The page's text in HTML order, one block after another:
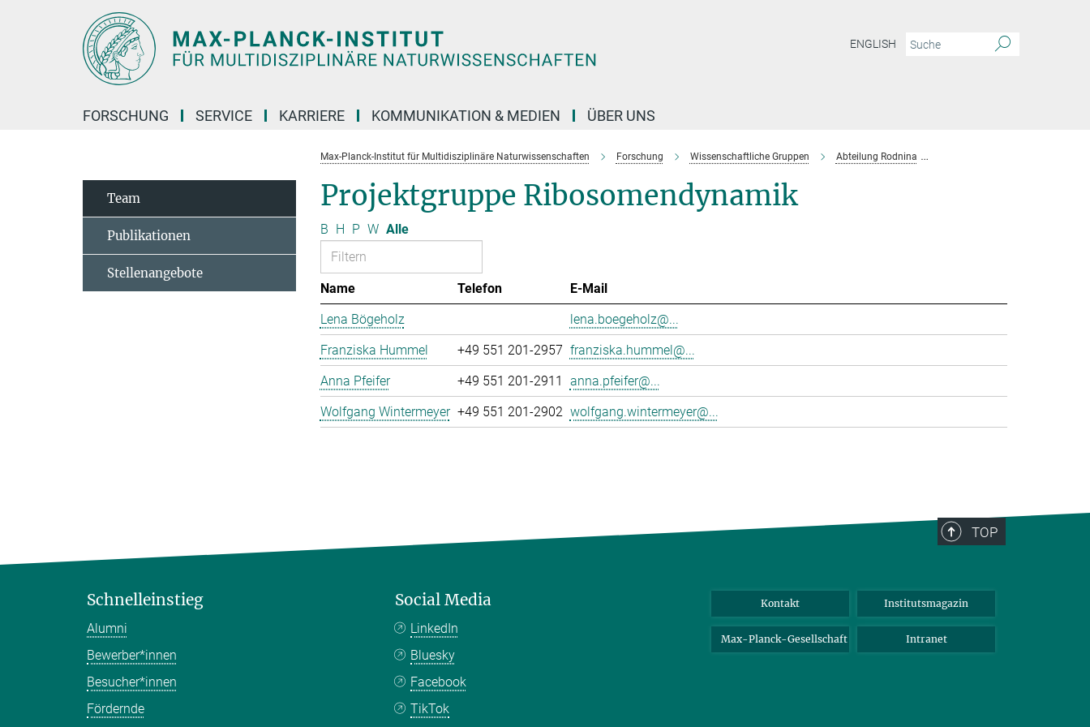
ENGLISH
FORSCHUNG SERVICE KARRIERE KOMMUNIKATION & MEDIEN ÜBER UNS
Max-Planck-Institut für Multidisziplinäre Naturwissenschaften Forschung Wissenschaftliche Gruppen Abteilung Rodnina
Projektgruppe Ribosomendynamik
B H P W Alle
Name Telefon
E-Mail
Lena Bögeholz
lena.boegeholz@...
Franziska Hummel
+49 551 201-2957 franziska.hummel@...
Anna Pfeifer
+49 551 201-2911
anna.pfeifer@...
Wolfgang Wintermeyer +49 551 201-2902 wolfgang.wintermeyer@...
Team
Publikationen
Stellenangebote
TOP
Schnelleinstieg
Alumni
Bewerber*innen
Besucher*innen
Fördernde
Social Media
LinkedIn
Bluesky
Facebook
TikTok
Kontakt Institutsmagazin
Max-Planck-Gesellschaft Intranet